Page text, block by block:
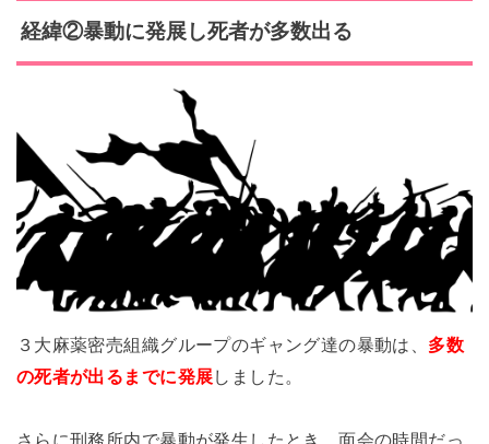
経緯②暴動に発展し死者が多数出る
３大麻薬密売組織グループのギャング達の暴動は、 多数
の死者が出るまでに発展しました。
さらに刑務所内で暴動が発生したとき、面会の時間だっ